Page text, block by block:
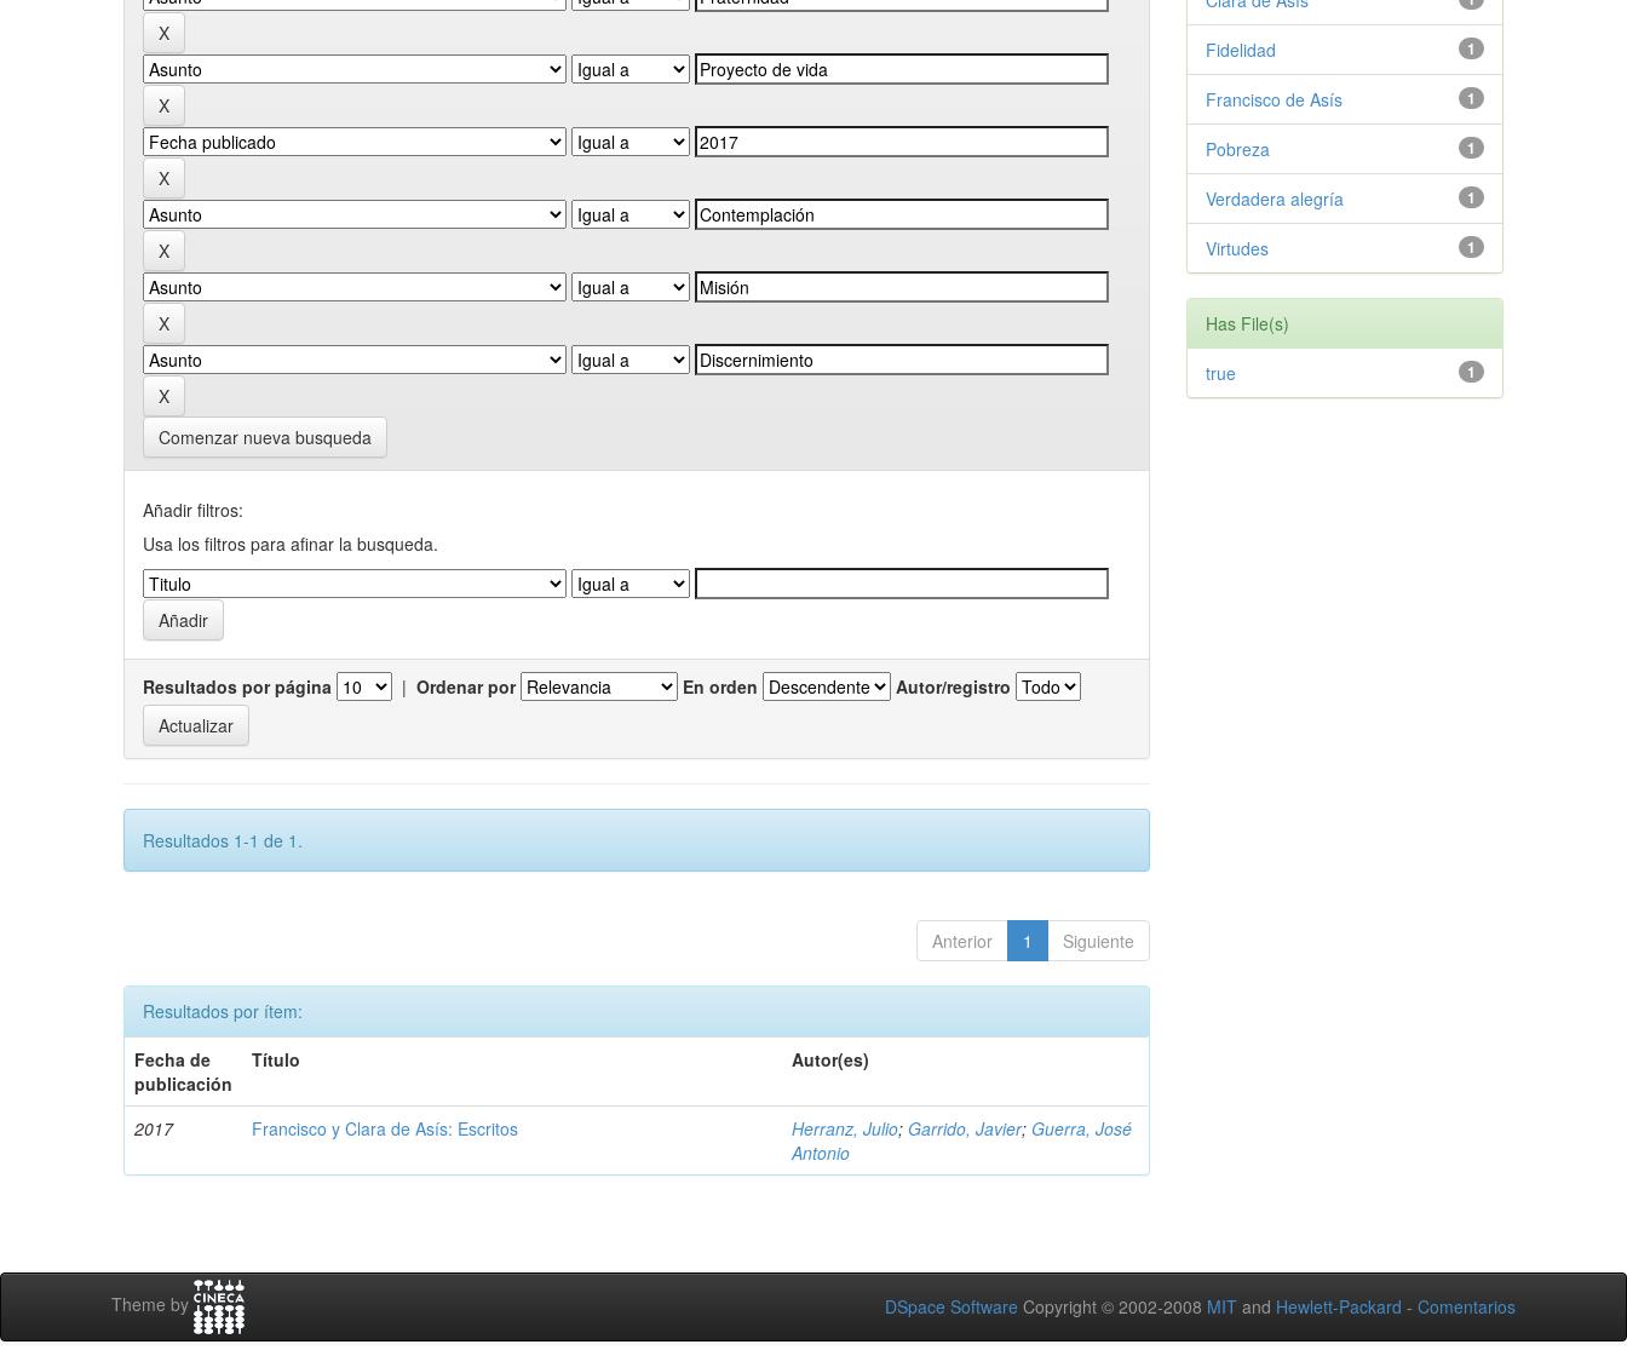
Comenzar nueva busqueda
Añadir filtros:
Usa los filtros para afinar la busqueda.
Resultados por página | Ordenar por En orden Autor/registro
Resultados 1-1 de 1.
Anterior 1 Siguiente
Resultados por ítem:
Fecha de
publicación
Título Autor(es)
2017 Francisco y Clara de Asís: Escritos Herranz, Julio; Garrido, Javier; Guerra, José
Antonio
1
Fidelidad
1
Francisco de Asís
1
Pobreza
1
Verdadera alegría
1
Virtudes
Has File(s)
1
true
Theme by DSpace Software Copyright © 2002-2008 MIT and Hewlett-Packard - Comentarios